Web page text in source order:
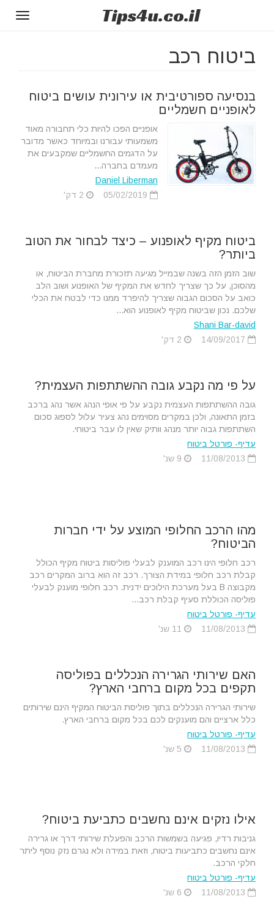
Tips4u.co.il
ביטוח רכב
בנסיעה ספורטיבית או עירונית עושים ביטוח
לאופניים חשמליים
אופניים הפכו להיות כלי תחבורה מאוד
משמעותי עבורנו ובמיוחד כאשר מדובר
על הדגמים החשמליים שמקבעים את
מעמדם בחברה...
Daniel Liberman
ביטוח מקיף לאופנוע – כיצד לבחור את הטוב
ביותר?
שוב הזמן הזה בשנה שבמייל מגיעה תזכורת מחברת הביטוח, או
מהסוכן, על כך שצריך לחדש את המקיף של האופנוע ושוב הלב
כואב על הסכום הגבוה שצריך להיפרד ממנו כדי לבטח את הכלי
שלכם. נכון שביטוח מקיף לאופנוע הוא...
Shani Bar-david
על פי מה נקבע גובה ההשתתפות העצמית?
גובה ההשתתפות העצמית נקבע על פי אופי הנהג אשר נהג ברכב
בזמן התאונה, ולכן במקרים מסוימים נהג צעיר עלול לספוג סכום
השתתפות גבוה יותר מנהג וותיק שאין לו עבר ביטוחי.
עדיף- פורטל ביטוח
מהו הרכב החלופי המוצע על ידי חברות
הביטוח?
רכב חלופי הינו רכב המוענק לבעלי פוליסות ביטוח מקיף הכולל
קבלת רכב חלופי במידת הצורך. רכב זה הוא ברוב המקרים רכב
מקבוצה B בעל מערכת הילוכים ידנית. רכב חלופי מוענק לבעלי
פוליסה הכוללת סעיף קבלת רכב...
עדיף- פורטל ביטוח
האם שירותי הגרירה הנכללים בפוליסה
תקפים בכל מקום ברחבי הארץ?
שירותי הגרירה הנכללים בתוך פוליסת הביטוח המקיף הינם שירותים
כלל ארציים והם מוענקים לכם בכל מקום ברחבי הארץ.
עדיף- פורטל ביטוח
אילו נזקים אינם נחשבים כתביעת ביטוח?
גניבות רדיו, פגיעה בשמשות הרכב והפעלת שירותי דרך או גרירה
אינם נחשבים כתביעות ביטוח, וזאת במידה ולא נגרם נזק נוסף ליתר
חלקי הרכב.
עדיף- פורטל ביטוח